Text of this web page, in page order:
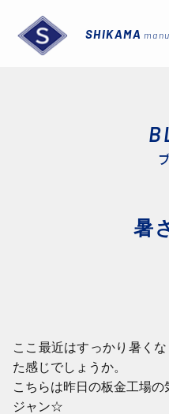
SHIKAMA
暑
ここ最近はすっかり暑く
た感じでしょうか。
こちらは昨日の板金工場の
ジャン☆